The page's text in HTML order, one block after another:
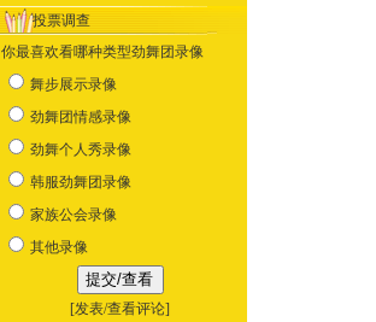
投票调查
你最喜欢看哪种类型劲舞团录像
舞步展示录像
劲舞团情感录像
劲舞个人秀录像
韩服劲舞团录像
家族公会录像
其他录像
[发表/查看评论]